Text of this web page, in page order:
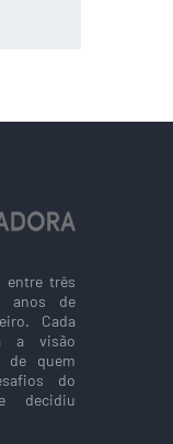
entre três
anos de
Cada
a visão
de quem
do
decidiu